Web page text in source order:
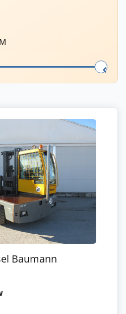
M
Baumann